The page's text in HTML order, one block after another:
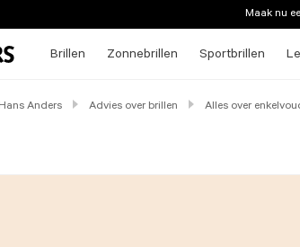
Maak nu
Brillen Zonnebrillen Sportbrillen
Anders Advies over brillen Alles over